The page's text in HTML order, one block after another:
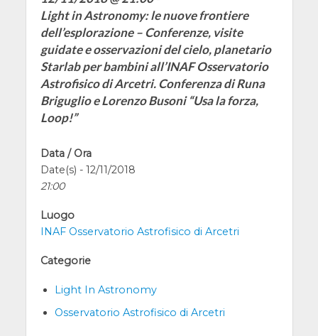
Light in Astronomy: le nuove frontiere
dell’esplorazione – Conferenze, visite
guidate e osservazioni del cielo, planetario
Starlab per bambini all’INAF Osservatorio
Astrofisico di Arcetri. Conferenza di Runa
Briguglio e Lorenzo Busoni “Usa la forza,
Loop!”
Data / Ora
Date(s) - 12/11/2018
21:00
Luogo
INAF Osservatorio Astrofisico di Arcetri
Categorie
Light In Astronomy
Osservatorio Astrofisico di Arcetri